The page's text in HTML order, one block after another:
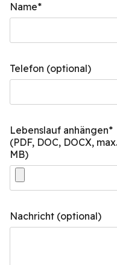
Name*
Telefon (optional)
Lebenslauf anhängen*
(PDF, DOC, DOCX,
MB)
Nachricht (optional)